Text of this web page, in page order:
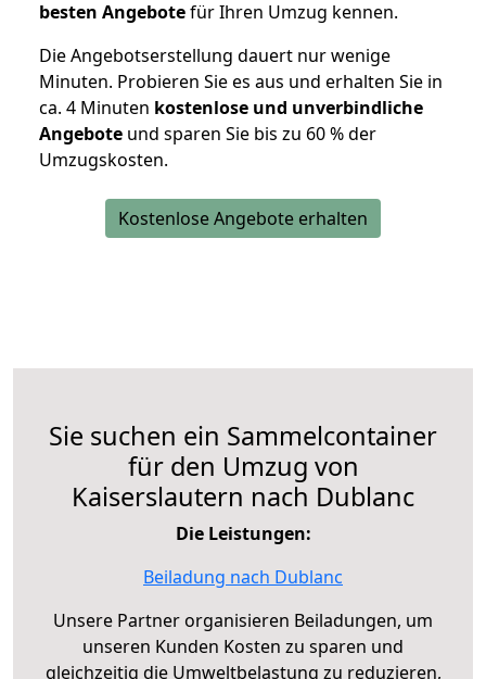
besten Angebotefür Ihren Umzug kennen.
Die Angebotserstellung dauert nur wenige
Minuten. Probieren Sie es aus und erhalten Sie in
ca. 4 Minuten kostenlose und unverbindliche
Angebote und sparen Sie bis zu 60 % der
Umzugskosten.
Kostenlose Angebote erhalten
Sie suchen ein Sammelcontainer
für den Umzug von
Kaiserslautern nach Dublanc
Die Leistungen:
Beiladung nach Dublanc
Unsere Partner organisieren Beiladungen, um
unseren Kunden Kosten zu sparen und
gleichzeitig die Umweltbelastung zu reduzieren,